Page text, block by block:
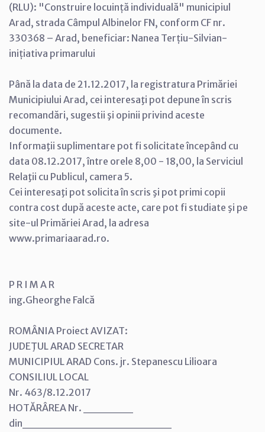
(RLU): "Construire locuință individuală" municipiul
Arad, strada Câmpul Albinelor FN, conform CF nr.
330368 – Arad, beneficiar: Nanea Terțiu-Silvian-
inițiativa primarului
Până la data de 21.12.2017, la registratura Primăriei
Municipiului Arad, cei interesaţi pot depune în scris
recomandări, sugestii şi opinii privind aceste
documente.
Informaţii suplimentare pot fi solicitate începând cu
data 08.12.2017, între orele 8,00 - 18,00, la Serviciul
Relaţii cu Publicul, camera 5.
Cei interesaţi pot solicita în scris şi pot primi copii
contra cost după aceste acte, care pot fi studiate şi pe
site-ul Primăriei Arad, la adresa
www.primariaarad.ro.
P R I M A R
ing.Gheorghe Falcă
ROMÂNIA Proiect AVIZAT:
JUDEŢUL ARAD SECRETAR
MUNICIPIUL ARAD Cons. jr. Stepanescu Lilioara
CONSILIUL LOCAL
Nr. 463/8.12.2017
HOTĂRÂREA Nr. ______
din__________________